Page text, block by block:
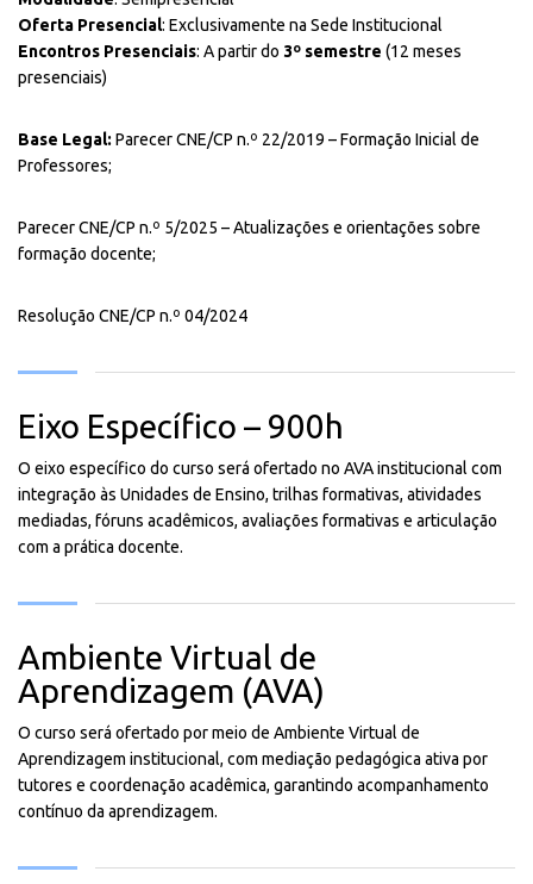
Oferta Presencial: Exclusivamente na Sede Institucional
Encontros Presenciais: A partir do 3º semestre (12 meses
presenciais)
Base Legal: Parecer CNE/CP n.º 22/2019 – Formação Inicial de
Professores;
Parecer CNE/CP n.º 5/2025 – Atualizações e orientações sobre
formação docente;
Resolução CNE/CP n.º 04/2024
Eixo Específico – 900h
O eixo específico do curso será ofertado no AVA institucional com
integração às Unidades de Ensino, trilhas formativas, atividades
mediadas, fóruns acadêmicos, avaliações formativas e articulação
com a prática docente.
Ambiente Virtual de
Aprendizagem (AVA)
O curso será ofertado por meio de Ambiente Virtual de
Aprendizagem institucional, com mediação pedagógica ativa por
tutores e coordenação acadêmica, garantindo acompanhamento
contínuo da aprendizagem.